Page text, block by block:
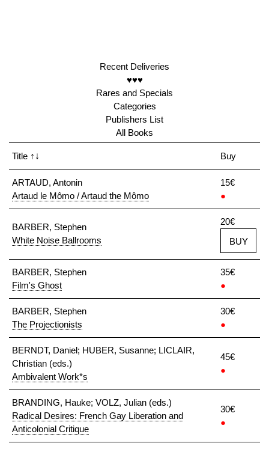
Recent Deliveries
♥♥♥
Rares and Specials
Categories
Publishers List
All Books
Title ↑↓ Buy
ARTAUD, Antonin
Artaud le Mômo / Artaud the Mômo
15€
●
BARBER, Stephen
White Noise Ballrooms
20€
BUY
BARBER, Stephen
Film's Ghost
35€
●
BARBER, Stephen
The Projectionists
30€
●
BERNDT, Daniel; HUBER, Susanne; LICLAIR,
Christian (eds.)
Ambivalent Work*s
45€
●
BRANDING, Hauke; VOLZ, Julian (eds.)
Radical Desires: French Gay Liberation and
Anticolonial Critique
30€
●